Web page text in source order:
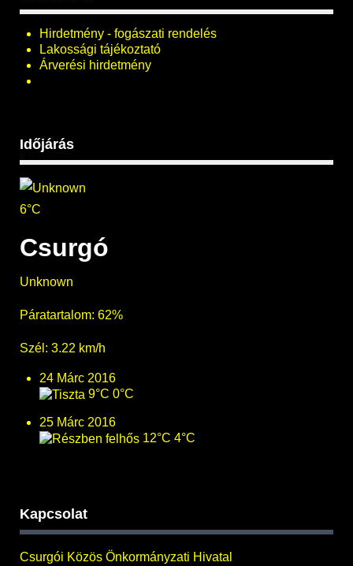
Hirdetmény - fogászati rendelés
Lakossági tájékoztató
Árverési hirdetmény
Időjárás
6°C
Csurgó
Unknown
Páratartalom: 62%
Szél: 3.22 km/h
24 Márc 2016
9°C 0°C
25 Márc 2016
12°C 4°C
Kapcsolat
Csurgói Közös Önkormányzati Hivatal